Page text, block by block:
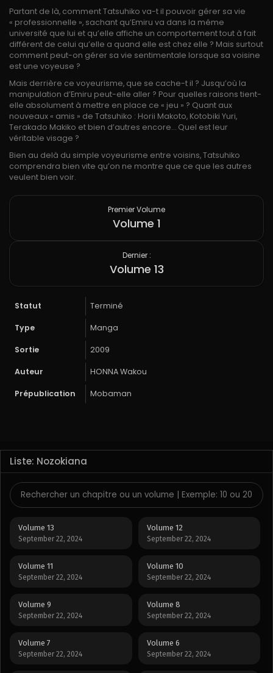
Partant de là, comment Tatsuhiko va-t il pouvoir gérer sa vie
« professionnelle », sachant qu’Emiru va dans la même
université que lui et qu’elle affiche un comportement tout à fait
différent de celui qu’elle a quand elle est chez elle ? Mais surtout
comment peut-on gérer sa vie sentimentale lorsque sa voisine
est une voyeuse ?
Mais derrière ce voyeurisme, que se cache-t il ? Jusqu’où la
manipulation d’Emiru peut-elle aller ? Pour quelles raisons tient-
elle absolument à mettre en place ce « jeu » ? Quant aux
nouveaux « amis » de Tatsuhiko : Horii Makoto, Kotobiki Yuri,
Terakado Makiko et bien d’autres encore… Quel est leur
véritable visage ?
Bien au delà du simple voyeurisme entre voisins, Tatsuhiko
comprendra bien vite qu’on ne montre que ce que les autres
veulent bien voir.
Premier Volume
Volume 1
Dernier :
Volume 13
Statut Terminé
Type Manga
Sortie 2009
Auteur HONNA Wakou
Prépublication Mobaman
Liste: Nozokiana
Volume 13
September 22, 2024
Volume 12
September 22, 2024
Volume 11
September 22, 2024
Volume 10
September 22, 2024
Volume 9
September 22, 2024
Volume 8
September 22, 2024
Volume 7
September 22, 2024
Volume 6
September 22, 2024